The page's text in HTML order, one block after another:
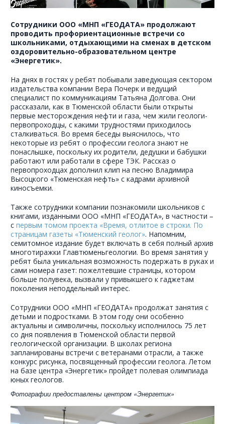
Сотрудники ООО «МНП «ГЕОДАТА» продолжают
проводить профориентационные встречи со
школьниками, отдыхающими на сменах в детском
оздоровительно-образовательном центре
«Энергетик».
На днях в гостях у ребят побывали заведующая сектором
издательства компании Вера Почерк и ведущий
специалист по коммуникациям Татьяна Долгова. Они
рассказали, как в Тюменской области были открыты
первые месторождения нефти и газа, чем жили геологи-
первопроходцы, с какими трудностями приходилось
сталкиваться. Во время беседы выяснилось, что
некоторые из ребят о профессии геолога знают не
понаслышке, поскольку их родители, дедушки и бабушки
работают или работали в сфере ТЭК. Рассказ о
первопроходцах дополнил клип на песню Владимира
Высоцкого «Тюменская нефть» с кадрами архивной
киносъемки.
Также сотрудники компании познакомили школьников с
книгами, изданными ООО «МНП «ГЕОДАТА», в частности –
с первым томом проекта «Время, отлитое в строки. По
страницам газеты «Тюменский геолог». Напомним,
семитомное издание будет включать в себя полный архив
многотиражки Главтюменьгеологии. Во время занятия у
ребят была уникальная возможность подержать в руках и
сами номера газет: пожелтевшие страницы, котором
больше полувека, вызвали у привыкшего к гаджетам
поколения неподдельный интерес.
Сотрудники ООО «МНП «ГЕОДАТА» продолжат занятия с
детьми и подростками. В этом году они особенно
актуальны и символичны, поскольку исполнилось 75 лет
со дня появления в Тюменской области первой
геологической организации. В школах региона
запланированы встречи с ветеранами отрасли, а также
конкурс рисунка, посвященный профессии геолога. Летом
на базе центра «Энергетик» пройдет полевая олимпиада
юных геологов.
Фотографии предоставлены центром «Энергетик»